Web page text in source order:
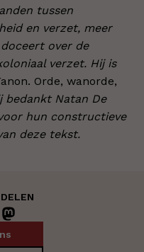
tussen
en verzet, meer
over de
verzet. Hij is
Orde, wanorde,
bedankt Natan De
hun constructieve
deze tekst.